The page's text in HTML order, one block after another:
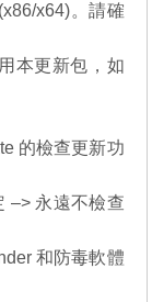
x64)。請確
本更新包，如
的檢查更新功
–> 永遠不檢查
和防毒軟體